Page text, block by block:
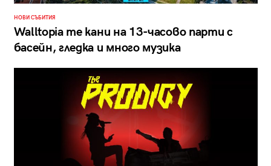
НОВИ СЪБИТИЯ
Walltopia те кани на 13-часово парти с
басейн, гледка и много музика